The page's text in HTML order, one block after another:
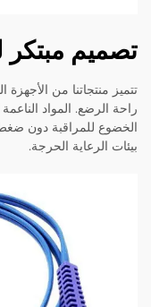
تصميم
تتميز منتجاتنا من
راحة الرضع. المواد
الخضوع للمراقبة دون
بيئات الرعاية الحرجة.